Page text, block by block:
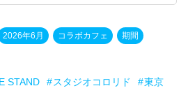
2026年6月 コラボカフェ 期間
STAND スタジオコロリド
東京